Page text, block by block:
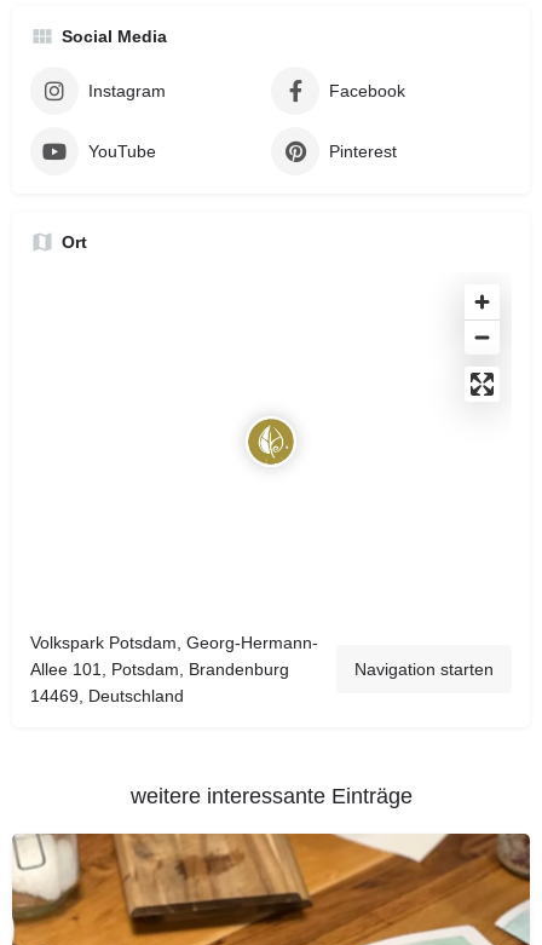
Social Media
Instagram Facebook
YouTube Pinterest
Ort
Volkspark Potsdam, Georg-Hermann-
Allee 101, Potsdam, Brandenburg
14469, Deutschland
Navigation starten
weitere interessante Einträge